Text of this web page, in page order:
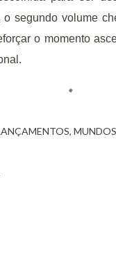
o segundo volume
o momento